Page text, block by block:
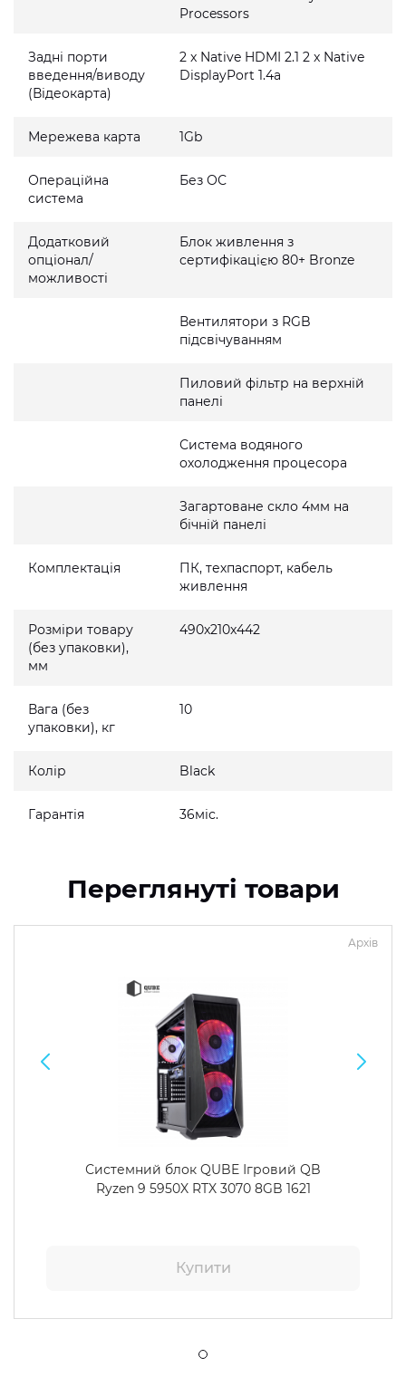
Processors
Задні порти
введення/виводу
(Відеокарта)
2 x Native HDMI 2.1 2 x Native
DisplayPort 1.4a
Мережева карта 1Gb
Операційна
система
Без ОС
Додатковий
опціонал/
можливості
Блок живлення з
сертифікацією 80+ Bronze
Вентилятори з RGB
підсвічуванням
Пиловий фільтр на верхній
панелі
Система водяного
охолодження процесора
Загартоване скло 4мм на
бічній панелі
Комплектація
ПК, техпаспорт, кабель
живлення
Розміри товару
(без упаковки),
мм
490x210x442
Вага (без
упаковки), кг
10
Колір Black
Гарантія 36міс.
Переглянуті товари
Архів
Системний блок QUBE Ігровий QB
Ryzen 9 5950X RTX 3070 8GB 1621
Купити